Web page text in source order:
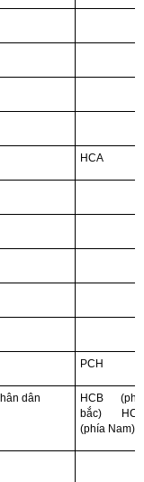
HCA
PCH
dân
HCB
bắc)
(phía Nam)